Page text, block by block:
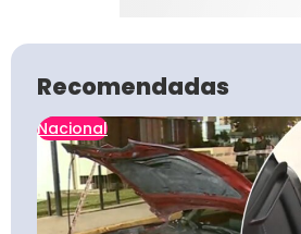
Recomendadas
Nacional